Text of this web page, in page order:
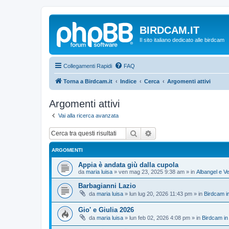
BIRDCAM.IT
Il sito italiano dedicato alle birdcam
Collegamenti Rapidi FAQ
Torna a Birdcam.it Indice Cerca Argomenti attivi
Argomenti attivi
Vai alla ricerca avanzata
Cerca
ARGOMENTI
Appia è andata giù dalla cupola
da maria luisa » ven mag 23, 2025 9:38 am » in Albangel e
Barbagianni Lazio
da maria luisa » lun lug 20, 2026 11:43 pm » in Birdcam
Gio' e Giulia 2026
da maria luisa » lun feb 02, 2026 4:08 pm » in Birdcam